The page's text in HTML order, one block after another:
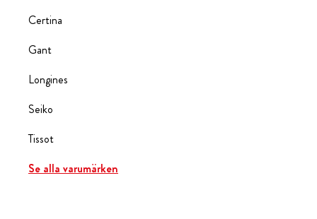
Certina
Gant
Longines
Seiko
Tissot
Se alla varumärken